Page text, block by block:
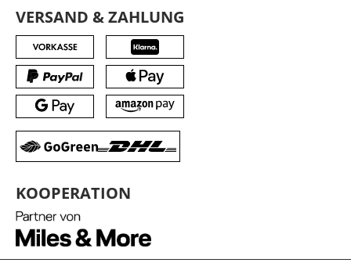
VERSAND & ZAHLUNG
KOOPERATION